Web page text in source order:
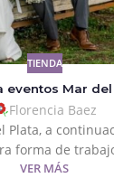
TIENDA
eventos Mar del
Florencia Baez
Plata, a
forma de
VER MÁS